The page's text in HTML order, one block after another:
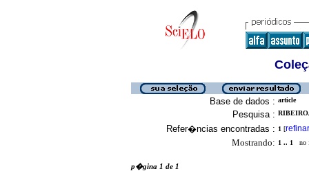
Base de dados : article
Pesquisa :
Refer�ncias encontradas : 1 [refinar
Mostrando: 1 .. 1 no
p�gina 1 de 1